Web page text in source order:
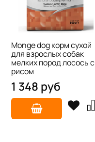
Monge dog корм сухой
для взрослых собак
мелких пород лосось с
рисом
1 348 руб